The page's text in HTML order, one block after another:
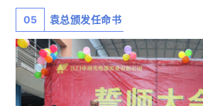
05 袁总颁发任命书